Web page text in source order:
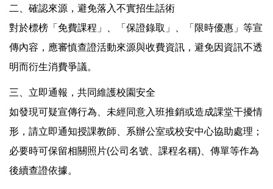
二、確認來源，避免落入不實招生話術
對於標榜「免費課程」、「保證錄取」、「限時優惠」等宣
傳內容，應審慎查證活動來源與收費資訊，避免因資訊不透
明而衍生消費爭議。
三、立即通報，共同維護校園安全
如發現可疑宣傳行為、未經同意入班推銷或造成課堂干擾情
形，請立即通知授課教師、系辦公室或校安中心協助處理；
必要時可保留相關照片(公司名號、課程名稱)、傳單等作為
後續查證依據。